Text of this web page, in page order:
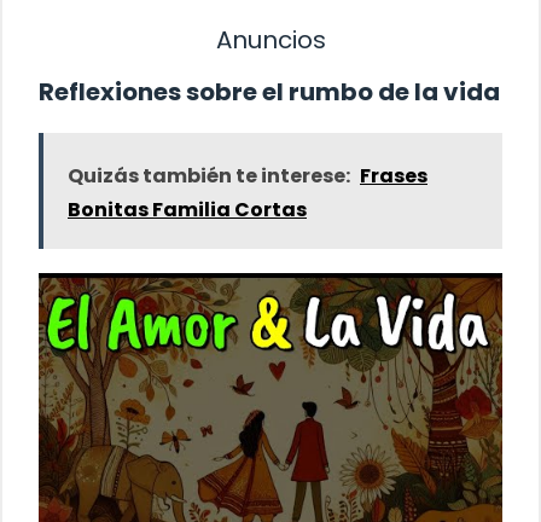
Anuncios
Reflexiones sobre el rumbo de la vida
Quizás también te interese: Frases
Bonitas Familia Cortas